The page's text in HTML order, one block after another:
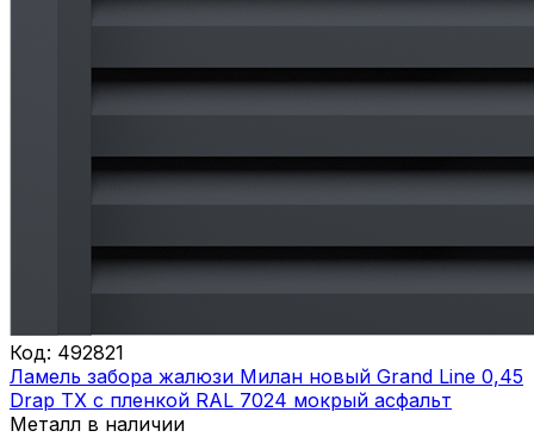
Код: 492821
Ламель забора жалюзи Милан новый Grand Line 0,45
Drap ТХ с пленкой RAL 7024 мокрый асфальт
Металл в наличии